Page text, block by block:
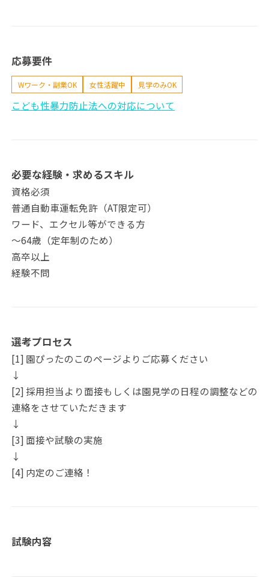
応募要件
Wワーク・副業OK 女性活躍中 見学のみOK
こども性暴力防止法への対応について
必要な経験・求めるスキル
資格必須
普通自動車運転免許（AT限定可）
ワード、エクセル等ができる方
～64歳（定年制のため）
高卒以上
経験不問
選考プロセス
[1] 園ぴったのこのページよりご応募ください
↓
[2] 採用担当より面接もしくは園見学の日程の調整などの
連絡をさせていただきます
↓
[3] 面接や試験の実施
↓
[4] 内定のご連絡！
試験内容